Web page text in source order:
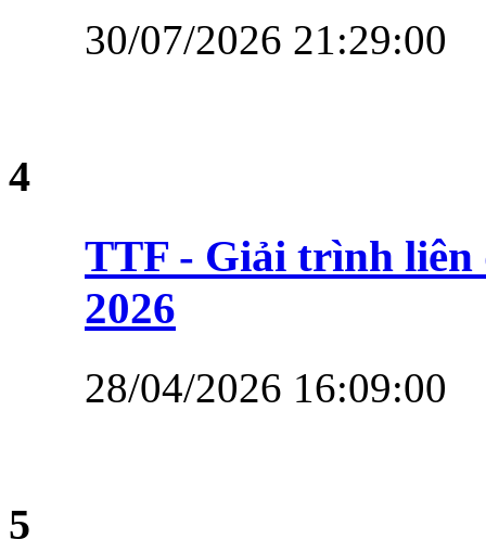
30/07/2026 21:29:00
4
TTF - Giải trình liên
2026
28/04/2026 16:09:00
5